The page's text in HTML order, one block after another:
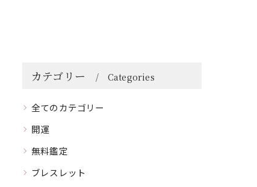
カテゴリー Categories
全てのカテゴリー
開運
無料鑑定
ブレスレット